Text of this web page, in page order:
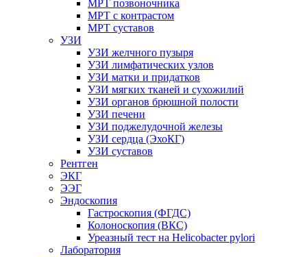
МРТ позвоночника
МРТ с контрастом
МРТ суставов
УЗИ
УЗИ желчного пузыря
УЗИ лимфатических узлов
УЗИ матки и придатков
УЗИ мягких тканей и сухожилий
УЗИ органов брюшной полости
УЗИ печени
УЗИ поджелудочной железы
УЗИ сердца (ЭхоКГ)
УЗИ суставов
Рентген
ЭКГ
ЭЭГ
Эндоскопия
Гастроскопия (ФГДС)
Колоноскопия (ВКС)
Уреазный тест на Helicobacter pylori
Лаборатория